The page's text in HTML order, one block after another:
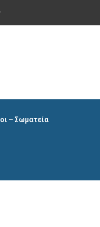
– Σωματεία